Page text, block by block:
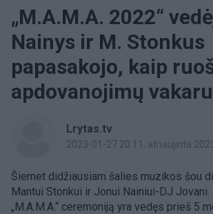
„M.A.M.A. 2022“
Nainys ir M. Stonkus
papasakojo, kaip
apdovanojimų
Lrytas.tv
2023-01-27 20:11 , atnaujinta
Šiemet didžiausiam šalies muzikos šou
Mantui Stonkui ir Jonui Nainiui-DJ Jovani.
„M.A.M.A.“ ceremoniją yra vedęs prieš 5